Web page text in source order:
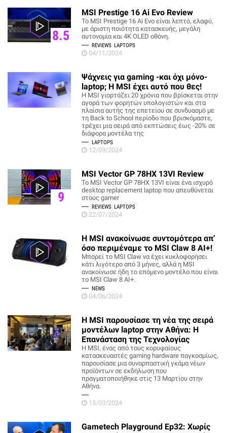
8.5
MSI Prestige 16 Ai Evo Review
To MSI Prestige 16 Ai Evo είναι λεπτό, ελαφύ,
με άριστη ποιότητα κατασκευής, μεγάλη
αυτονομία και 4K OLED οθόνη.
REVIEWS LAPTOPS
04/11/2024
Ψάχνεις για gaming -και όχι μόνο-
laptop; Η MSI έχει αυτό που θες!
Η MSI γιορτάζει 20 χρόνια που βρίσκεται στην
αγορά των φορητών υπολογιστών και στα
πλαίσια αυτής της επετείου σε συνδυασμό με
τη Back to School περίοδο που βρισκόμαστε,
τρέχει μια σειρά από εκπτώσεις έως -20% σε
διάφορα μοντέλα της
LAPTOPS
12/09/2024
9
MSI Vector GP 78HX 13VI Review
Το MSI Vector GP 78HX 13VI είναι ένα ισχυρό
desktop replacement laptop που απευθύνεται
στους gamer
REVIEWS LAPTOPS
22/07/2024
H MSI ανακοίνωσε συντομότερα απ’
όσο περιμέναμε το MSI Claw 8 AI+!
Μπορεί το MSI Claw να έχει κυκλοφορήσει
κάτι λιγότερο από 3 μήνες, αλλά η MSI
ανακοίνωσε ήδη το επόμενο μοντέλο που είναι
το MSI Claw 8 AI+.
NEWS
04/06/2024
Η MSI παρουσίασε τη νέα της σειρά
μοντέλων laptop στην Αθήνα: Η
Επανάσταση της Τεχνολογίας
Η MSI, ένας από τους κορυφαίους
κατασκευαστές gaming hardware παγκοσμίως,
παρουσίασε μια συναρπαστική γκάμα νέων
προϊόντων σε εκδήλωση που
πραγματοποιήθηκε στις 13 Μαρτίου στην
Αθήνα.
15/03/2024
Gametech Playground Ep32: Χωρίς